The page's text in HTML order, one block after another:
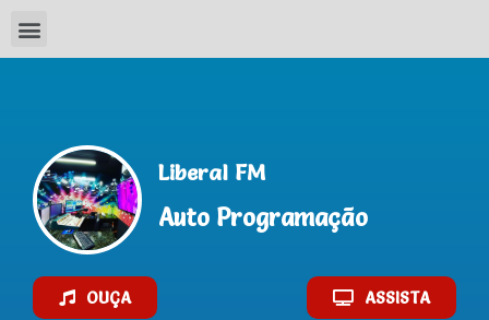
Liberal FM
Auto Programação
OUÇA ASSISTA